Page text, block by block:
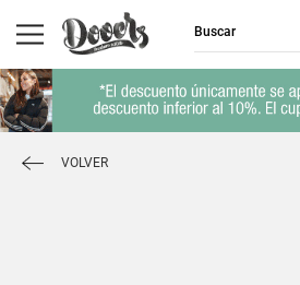
VOLVER